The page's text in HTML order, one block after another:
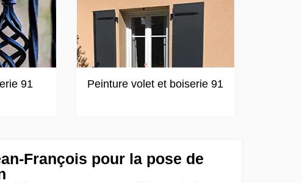
91 Peinture volet et boiserie 91
François pour la pose de